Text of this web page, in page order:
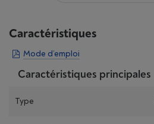
Caractéristiques
Mode d’emploi
Caractéristiques principales
Type